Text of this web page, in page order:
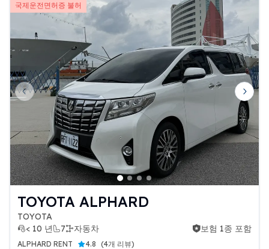
국제운전면허증 불허
Previous slide Next
TOYOTA ALPHARD
TOYOTA
< 10 년
7 자동차
보험 1종 포함 보험 1종 포함
ALPHARD RENT 4.8 (4개 리뷰)